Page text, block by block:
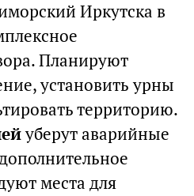
Иркутска в
Планируют
установить урны
территорию.
уберут аварийные
места для